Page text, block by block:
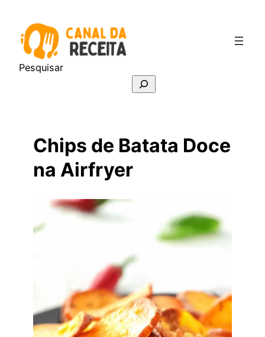
conteúdo
Pesquisar
Chips de Batata Doce
na Airfryer